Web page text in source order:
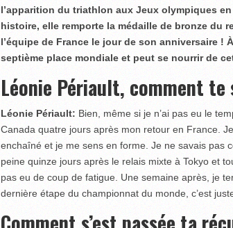
l’apparition du triathlon aux Jeux olympiques
histoire, elle remporte la médaille de bronze du
l’équipe de France le jour de son anniversaire !
septième place mondiale et peut se nourrir de
Léonie Périault, comment te
Léonie Périault: Bien, même si je n’ai pas eu le
Canada quatre jours après mon retour en France.
enchaîné et je me sens en forme. Je ne savais pas
peine quinze jours après le relais mixte à Tokyo et
pas eu de coup de fatigue. Une semaine après, je
dernière étape du championnat du monde, c’est